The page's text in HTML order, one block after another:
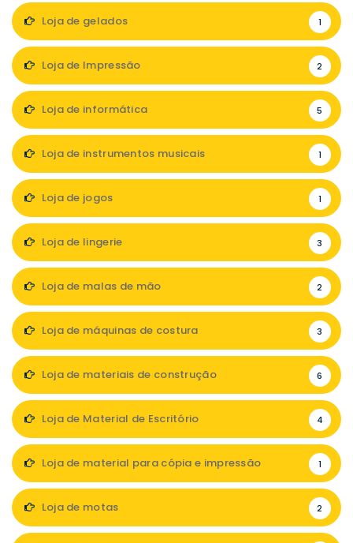
Loja de gelados 1
Loja de Impressão 2
Loja de informática 5
Loja de instrumentos musicais 1
Loja de jogos 1
Loja de lingerie 3
Loja de malas de mão 2
Loja de máquinas de costura 3
Loja de materiais de construção 6
Loja de Material de Escritório 4
Loja de material para cópia e impressão 1
Loja de motas 2